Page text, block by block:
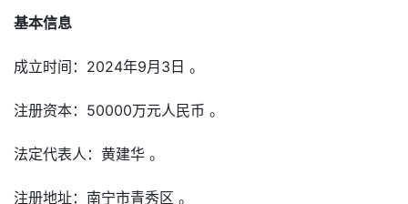
基本信息
成立时间：2024年9月3日 。
注册资本：50000万元人民币 。
法定代表人：黄建华 。
注册地址：南宁市青秀区 。